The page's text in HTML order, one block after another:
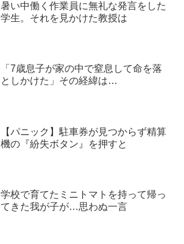
暑い中働く作業員に無礼な発言をした
学生。それを見かけた教授は
「7歳息子が家の中で窒息して命を落
としかけた」その経緯は…
【パニック】駐車券が見つからず精算
機の『紛失ボタン』を押すと
学校で育てたミニトマトを持って帰っ
てきた我が子が…思わぬ一言